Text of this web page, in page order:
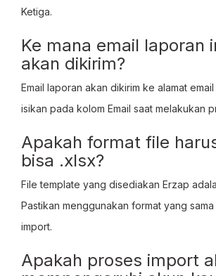
Ketiga.
Ke mana email laporan
akan dikirim?
Email laporan akan dikirim ke alamat
isikan pada kolom Email saat melakukan
Apakah format file
bisa .xlsx?
File template yang disediakan Erzap
Pastikan menggunakan format yang
import.
Apakah proses import